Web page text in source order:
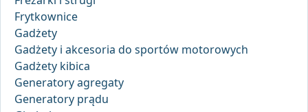
Frytkownice
Gadżety
Gadżety i akcesoria do sportów motorowych
Gadżety kibica
Generatory agregaty
Generatory prądu